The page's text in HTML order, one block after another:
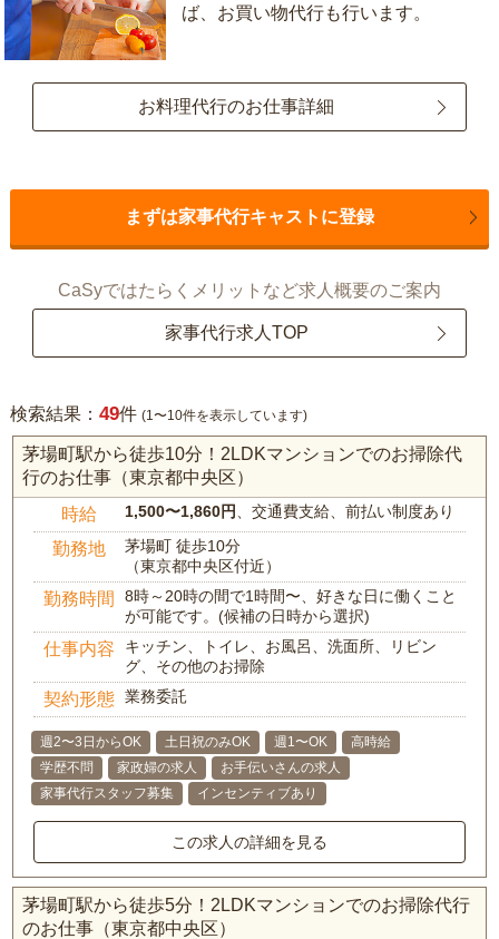
ば、お買い物代行も行います。
お料理代行のお仕事詳細
まずは家事代行キャストに登録
CaSyではたらくメリットなど求人概要のご案内
家事代行求人TOP
検索結果： 49件 (1〜10件を表示しています)
茅場町駅から徒歩10分！2LDKマンションでのお掃除代
行のお仕事（東京都中央区）
時給 1,500〜1,860円 、交通費支給、前払い制度あり
勤務地
茅場町 徒歩10分
（東京都中央区付近）
勤務時間
8時～20時の間で1時間〜、好きな日に働くこと
が可能です。(候補の日時から選択)
仕事内容
キッチン、トイレ、お風呂、洗面所、リビン
グ、その他のお掃除
契約形態 業務委託
週2〜3日からOK 土日祝のみOK 週1〜OK
高時給
学歴不問
家政婦の求人
お手伝いさんの求人
家事代行スタッフ募集
インセンティブあり
この求人の詳細を見る
茅場町駅から徒歩5分！2LDKマンションでのお掃除代行
のお仕事（東京都中央区）